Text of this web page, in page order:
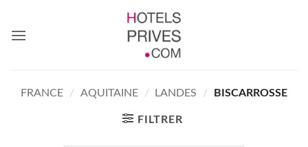
contenu
FRANCE / AQUITAINE / LANDES / BISCARROSSE
FILTRER